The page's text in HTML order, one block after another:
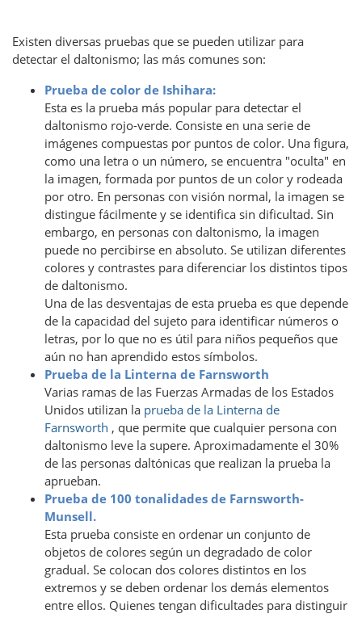
Existen diversas pruebas que se pueden utilizar para
detectar el daltonismo; las más comunes son:
Prueba de color de Ishihara:
Esta es la prueba más popular para detectar el
daltonismo rojo-verde. Consiste en una serie de
imágenes compuestas por puntos de color. Una figura,
como una letra o un número, se encuentra "oculta" en
la imagen, formada por puntos de un color y rodeada
por otro. En personas con visión normal, la imagen se
distingue fácilmente y se identifica sin dificultad. Sin
embargo, en personas con daltonismo, la imagen
puede no percibirse en absoluto. Se utilizan diferentes
colores y contrastes para diferenciar los distintos tipos
de daltonismo.
Una de las desventajas de esta prueba es que depende
de la capacidad del sujeto para identificar números o
letras, por lo que no es útil para niños pequeños que
aún no han aprendido estos símbolos.
Prueba de la Linterna de Farnsworth
Varias ramas de las Fuerzas Armadas de los Estados
Unidos utilizan la prueba de la Linterna de
Farnsworth , que permite que cualquier persona con
daltonismo leve la supere. Aproximadamente el 30%
de las personas daltónicas que realizan la prueba la
aprueban.
Prueba de 100 tonalidades de Farnsworth-
Munsell.
Esta prueba consiste en ordenar un conjunto de
objetos de colores según un degradado de color
gradual. Se colocan dos colores distintos en los
extremos y se deben ordenar los demás elementos
entre ellos. Quienes tengan dificultades para distinguir